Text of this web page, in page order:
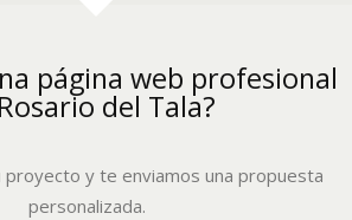
página web profesional
del Tala?
proyecto y te enviamos una propuesta
personalizada.